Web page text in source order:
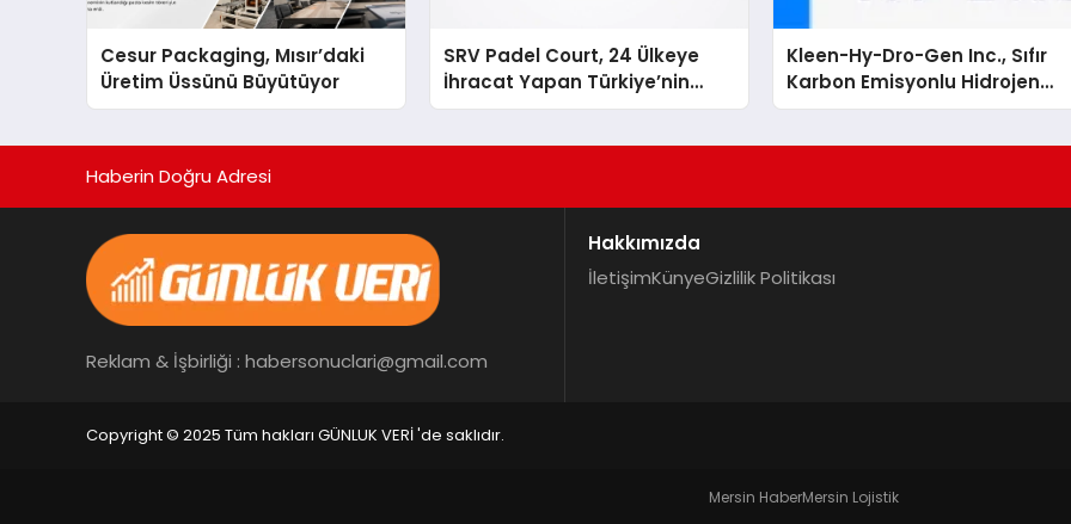
Cesur Packaging, Mısır’daki
Üretim Üssünü Büyütüyor
SRV Padel Court, 24 Ülkeye
İhracat Yapan Türkiye’nin
Padel Kortu Üretim Gücü
Kleen-Hy-Dro-Gen Inc., Sıfır
Karbon Emisyonlu Hidrojen
Isıtma Teknolojisinde ISO ve
Haberin Doğru Adresi
Reklam & İşbirliği : habersonuclari@gmail.com
Hakkımızda
İletişimKünyeGizlilik Politikası
Copyright © 2025 Tüm hakları GÜNLUK VERİ 'de saklıdır.
Mersin HaberMersin Lojistik